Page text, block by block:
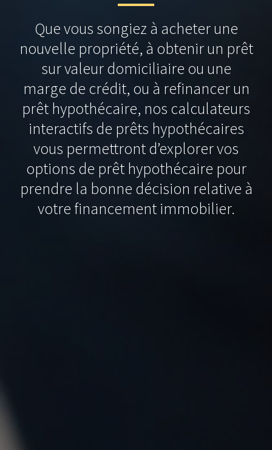
Que vous songiez à acheter une
nouvelle propriété, à obtenir un prêt
sur valeur domiciliaire ou une
marge de crédit, ou à refinancer un
prêt hypothécaire, nos calculateurs
interactifs de prêts hypothécaires
vous permettront d’explorer vos
options de prêt hypothécaire pour
prendre la bonne décision relative à
votre financement immobilier.